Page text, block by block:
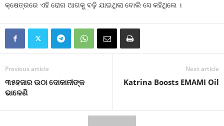
କ୍ଷେତ୍ରରେ ଏହି ରୋଗ ଆଗକୁ ବଢ଼ି ଯାଇଥିଲା ବୋଲି ସେ କହିଥିଲେ ।
Previous article
୩୫ହଜାର ଉଠା ଦୋକାନୀଙ୍କ
ଭାଳେଣି
Next article
Katrina Boosts EMAMI Oil